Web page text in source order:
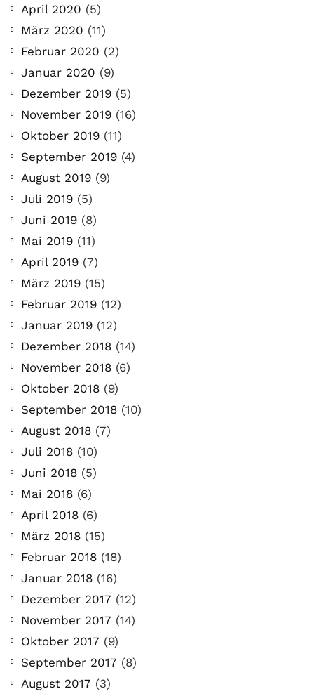
April 2020 (5)
März 2020 (11)
Februar 2020 (2)
Januar 2020 (9)
Dezember 2019 (5)
November 2019 (16)
Oktober 2019 (11)
September 2019 (4)
August 2019 (9)
Juli 2019 (5)
Juni 2019 (8)
Mai 2019 (11)
April 2019 (7)
März 2019 (15)
Februar 2019 (12)
Januar 2019 (12)
Dezember 2018 (14)
November 2018 (6)
Oktober 2018 (9)
September 2018 (10)
August 2018 (7)
Juli 2018 (10)
Juni 2018 (5)
Mai 2018 (6)
April 2018 (6)
März 2018 (15)
Februar 2018 (18)
Januar 2018 (16)
Dezember 2017 (12)
November 2017 (14)
Oktober 2017 (9)
September 2017 (8)
August 2017 (3)